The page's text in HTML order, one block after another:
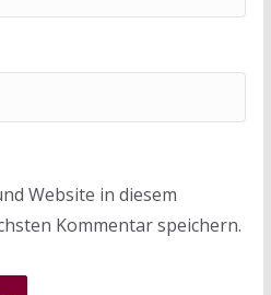
Website in diesem
Kommentar speichern.